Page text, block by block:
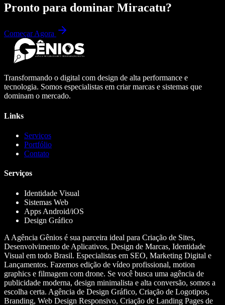
Pronto para dominar Miracatu?
Começar Agora
Transformando o digital com design de alta performance e
tecnologia. Somos especialistas em criar marcas e sistemas que
dominam o mercado.
Links
Serviços
Portfólio
Contato
Serviços
Identidade Visual
Sistemas Web
Apps Android/iOS
Design Gráfico
A Agência Gênios é sua parceira ideal para Criação de Sites,
Desenvolvimento de Aplicativos, Design de Marcas, Identidade
Visual em todo Brasil. Especialistas em SEO, Marketing Digital e
Lançamentos. Fazemos edição de vídeo profissional, motion
graphics e filmagem com drone. Se você busca uma agência de
publicidade moderna, design minimalista e alta conversão, somos a
escolha certa. Agência de Design Gráfico, Criação de Logotipos,
Branding, Web Design Responsivo, Criação de Landing Pages de